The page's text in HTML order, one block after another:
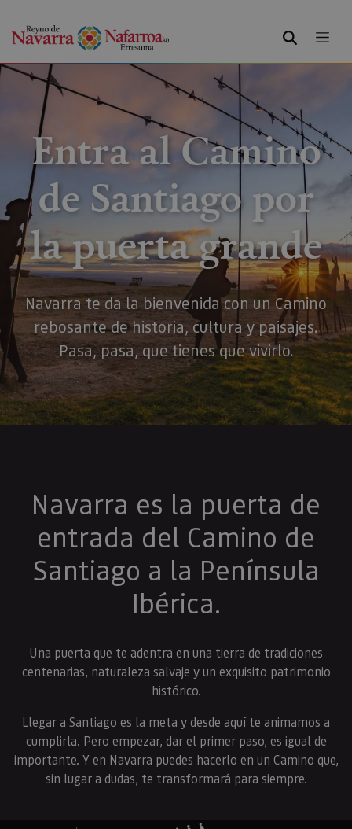
BUSCAR
Entra al Camino
de Santiago por
la puerta grande
Navarra te da la bienvenida con un Camino
rebosante de historia, cultura y paisajes.
Pasa, pasa, que tienes que vivirlo.
Navarra es la puerta de
entrada del Camino de
Santiago a la Península
Ibérica.
Una puerta que te adentra en una tierra de tradiciones
centenarias, naturaleza salvaje y un exquisito patrimonio
histórico.
Llegar a Santiago es la meta y desde aquí te animamos a
cumplirla. Pero empezar, dar el primer paso, es igual de
importante. Y en Navarra puedes hacerlo en un Camino que,
sin lugar a dudas, te transformará para siempre.